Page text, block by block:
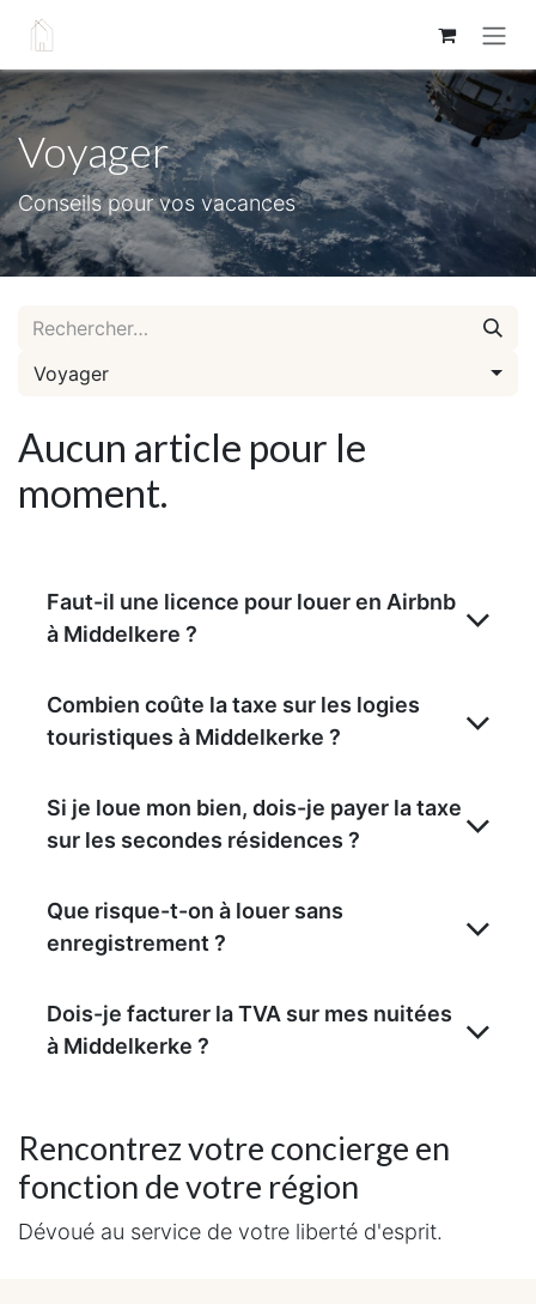
Se rendre au contenu
Voyager
Conseils pour vos vacances
Voyager
Aucun article pour le
moment.
Faut-il une licence pour louer en Airbnb
à Middelkere ?
Combien coûte la taxe sur les logies
touristiques à Middelkerke ?
Si je loue mon bien, dois-je payer la taxe
sur les secondes résidences ?
Que risque-t-on à louer sans
enregistrement ?
Dois-je facturer la TVA sur mes nuitées
à Middelkerke ?
Rencontrez votre concierge en
fonction de votre région
Dévoué au service de votre liberté d'esprit.